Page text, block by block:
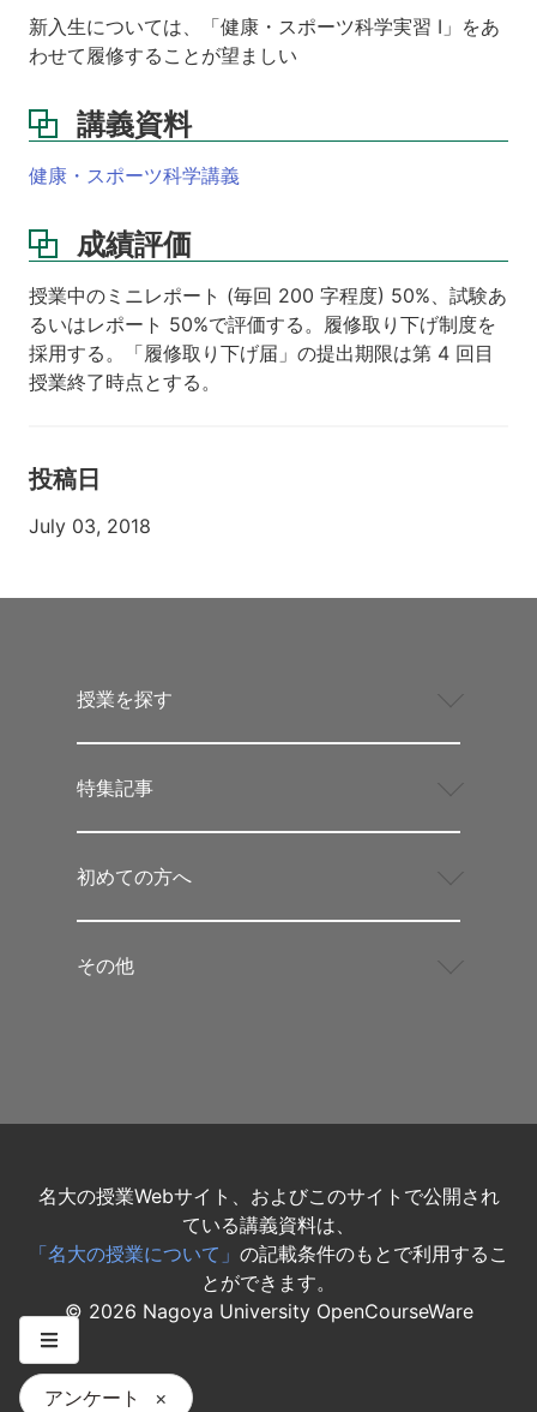
新入生については、「健康・スポーツ科学実習 Ⅰ」をあ
わせて履修することが望ましい
講義資料
健康・スポーツ科学講義
成績評価
授業中のミニレポート (毎回 200 字程度) 50%、試験あ
るいはレポート 50%で評価する。履修取り下げ制度を
採用する。「履修取り下げ届」の提出期限は第 4 回目
授業終了時点とする。
投稿日
July 03, 2018
アンケート ×
授業を探す
特集記事
初めての方へ
その他
名大の授業Webサイト、およびこのサイトで公開され
ている講義資料は、
「名大の授業について」 の記載条件のもとで利用するこ
とができます。
© 2026 Nagoya University OpenCourseWare